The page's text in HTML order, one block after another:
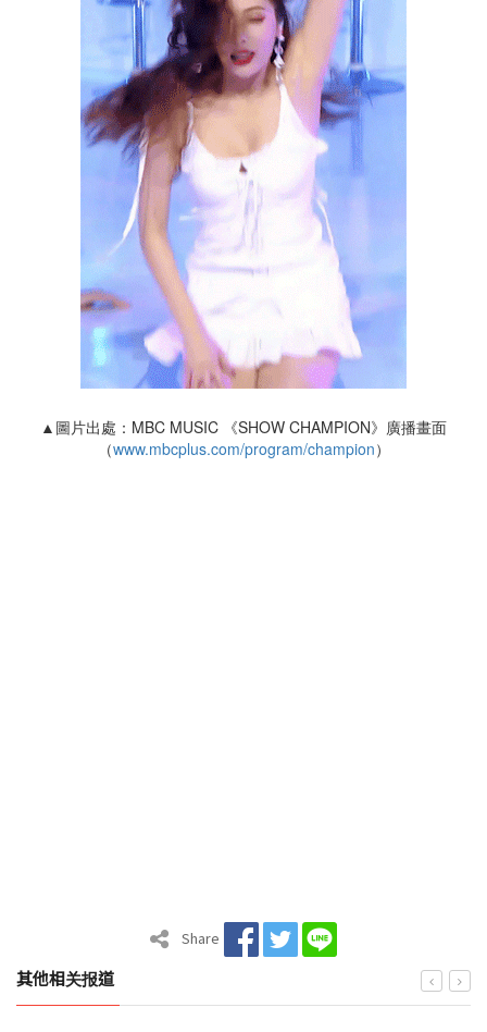
▲圖片出處：MBC MUSIC 《SHOW CHAMPION》廣播畫面
（www.mbcplus.com/program/champion）
Share
其他相关报道